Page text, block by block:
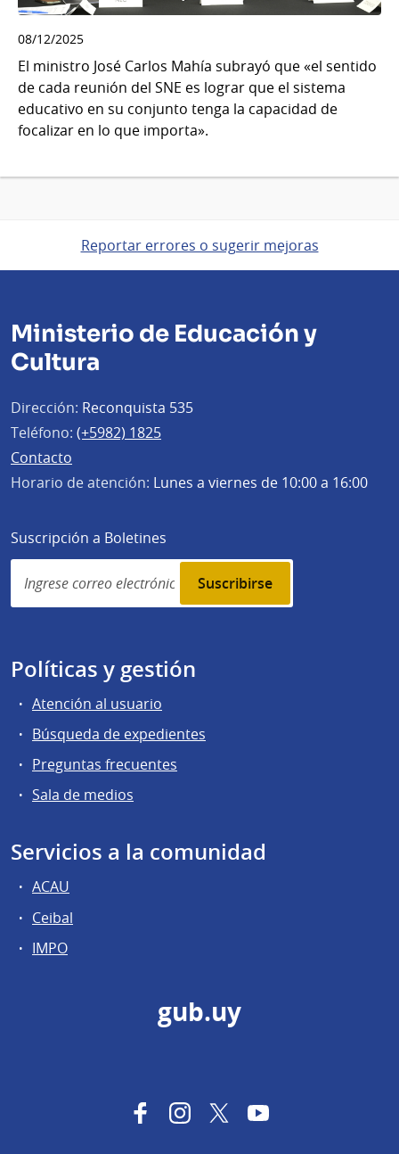
08/12/2025
El ministro José Carlos Mahía subrayó que «el sentido
de cada reunión del SNE es lograr que el sistema
educativo en su conjunto tenga la capacidad de
focalizar en lo que importa».
Reportar errores o sugerir mejoras
Ministerio de Educación y
Cultura
Dirección: Reconquista 535
Teléfono: (+5982) 1825
Contacto
Horario de atención: Lunes a viernes de 10:00 a 16:00
Suscripción a Boletines
Simplenews
subscription
Políticas y gestión
Atención al usuario
Búsqueda de expedientes
Preguntas frecuentes
Sala de medios
Servicios a la comunidad
ACAU
Ceibal
IMPO
gub.uy
FacebookInstagram
TwitterYouTube